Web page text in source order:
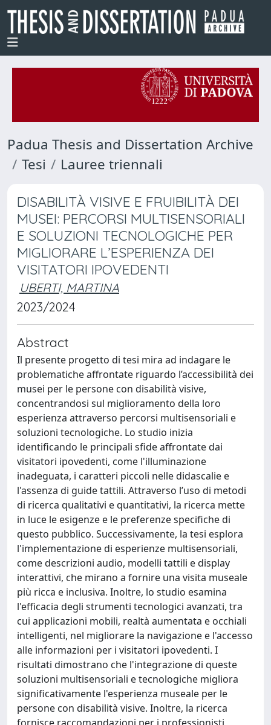
Padua Thesis and Dissertation Archive
Tesi
Lauree triennali
DISABILITÀ VISIVE E FRUIBILITÀ DEI
MUSEI: PERCORSI MULTISENSORIALI
E SOLUZIONI TECNOLOGICHE PER
MIGLIORARE L’ESPERIENZA DEI
VISITATORI IPOVEDENTI
UBERTI, MARTINA
2023/2024
Abstract
Il presente progetto di tesi mira ad indagare le
problematiche affrontate riguardo l’accessibilità dei
musei per le persone con disabilità visive,
concentrandosi sul miglioramento della loro
esperienza attraverso percorsi multisensoriali e
soluzioni tecnologiche. Lo studio inizia
identificando le principali sfide affrontate dai
visitatori ipovedenti, come l'illuminazione
inadeguata, i caratteri piccoli nelle didascalie e
l'assenza di guide tattili. Attraverso l’uso di metodi
di ricerca qualitativi e quantitativi, la ricerca mette
in luce le esigenze e le preferenze specifiche di
questo pubblico. Successivamente, la tesi esplora
l'implementazione di esperienze multisensoriali,
come descrizioni audio, modelli tattili e display
interattivi, che mirano a fornire una visita museale
più ricca e inclusiva. Inoltre, lo studio esamina
l'efficacia degli strumenti tecnologici avanzati, tra
cui applicazioni mobili, realtà aumentata e occhiali
intelligenti, nel migliorare la navigazione e l'accesso
alle informazioni per i visitatori ipovedenti. I
risultati dimostrano che l'integrazione di queste
soluzioni multisensoriali e tecnologiche migliora
significativamente l'esperienza museale per le
persone con disabilità visive. Inoltre, la ricerca